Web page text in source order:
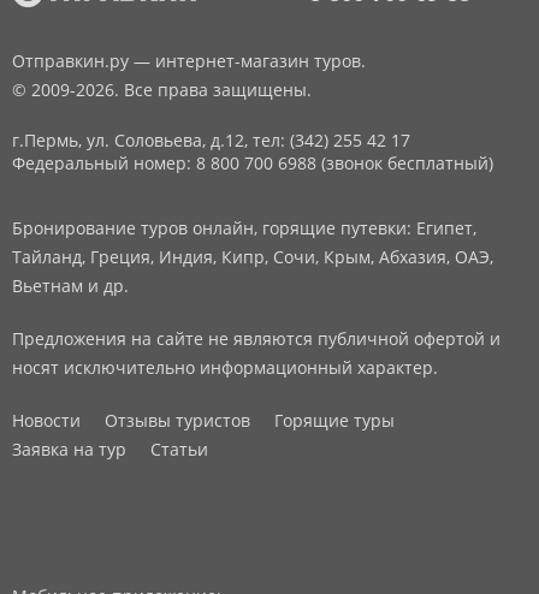
Отправкин.ру — интернет-магазин туров.
© 2009-2026. Все права защищены.
г.Пермь, ул. Соловьева, д.12, тел: (342) 255 42 17
Федеральный номер: 8 800 700 6988 (звонок бесплатный)
Бронирование туров онлайн, горящие путевки: Египет,
Тайланд, Греция, Индия, Кипр, Сочи, Крым, Абхазия, ОАЭ,
Вьетнам и др.
Предложения на сайте не являются публичной офертой и
носят исключительно информационный характер.
Новости Отзывы туристов
Горящие туры
Заявка на тур
Статьи